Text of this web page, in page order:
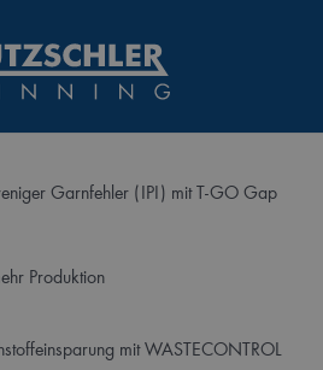
Garnfehler (IPI) mit T-GO Gap
Produktion
mit WASTECONTROL